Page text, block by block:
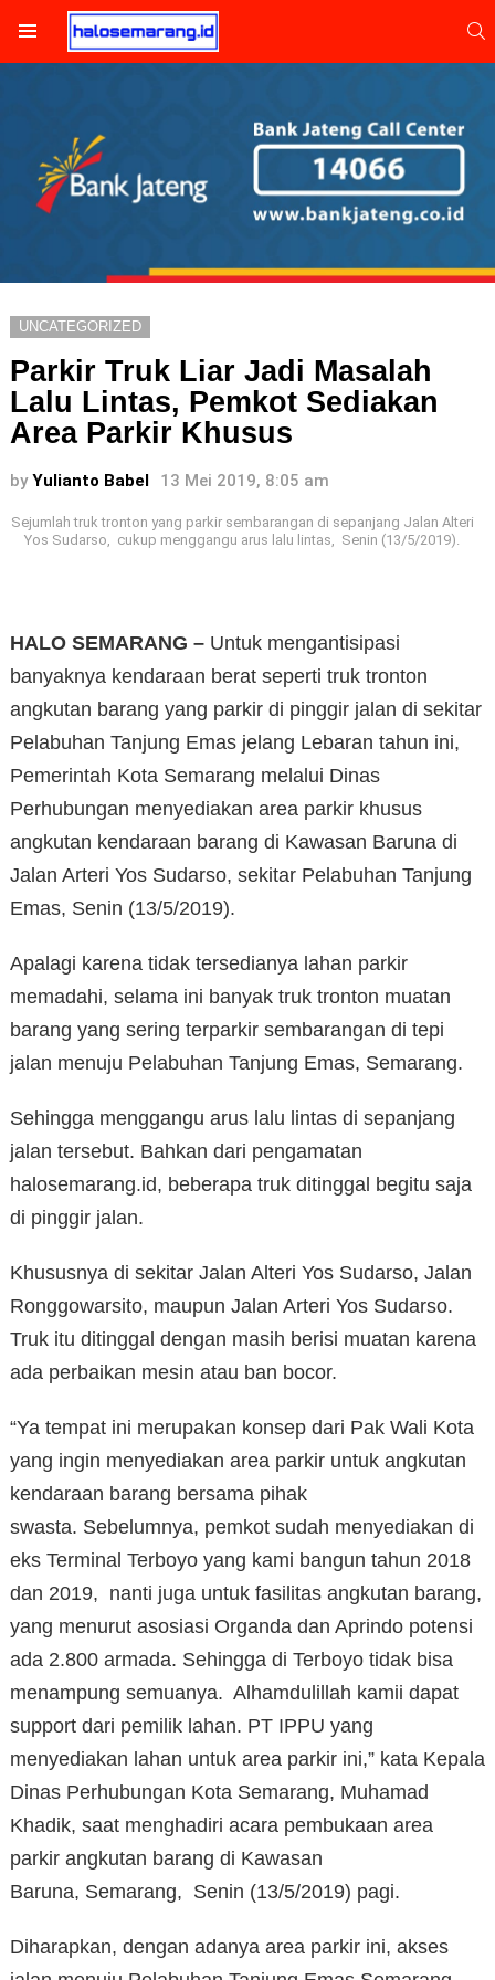
UNCATEGORIZED
Parkir Truk Liar Jadi Masalah
Lalu Lintas, Pemkot Sediakan
Area Parkir Khusus
by Yulianto Babel 13 Mei 2019, 8:05 am
Sejumlah truk tronton yang parkir sembarangan di sepanjang Jalan Alteri
Yos Sudarso, cukup menggangu arus lalu lintas, Senin (13/5/2019).
HALO SEMARANG – Untuk mengantisipasi
banyaknya kendaraan berat seperti truk tronton
angkutan barang yang parkir di pinggir jalan di sekitar
Pelabuhan Tanjung Emas jelang Lebaran tahun ini,
Pemerintah Kota Semarang melalui Dinas
Perhubungan menyediakan area parkir khusus
angkutan kendaraan barang di Kawasan Baruna di
Jalan Arteri Yos Sudarso, sekitar Pelabuhan Tanjung
Emas, Senin (13/5/2019).
Apalagi karena tidak tersedianya lahan parkir
memadahi, selama ini banyak truk tronton muatan
barang yang sering terparkir sembarangan di tepi
jalan menuju Pelabuhan Tanjung Emas, Semarang.
Sehingga menggangu arus lalu lintas di sepanjang
jalan tersebut. Bahkan dari pengamatan
halosemarang.id, beberapa truk ditinggal begitu saja
di pinggir jalan.
Khususnya di sekitar Jalan Alteri Yos Sudarso, Jalan
Ronggowarsito, maupun Jalan Arteri Yos Sudarso.
Truk itu ditinggal dengan masih berisi muatan karena
ada perbaikan mesin atau ban bocor.
“Ya tempat ini merupakan konsep dari Pak Wali Kota
yang ingin menyediakan area parkir untuk angkutan
kendaraan barang bersama pihak
swasta. Sebelumnya, pemkot sudah menyediakan di
eks Terminal Terboyo yang kami bangun tahun 2018
dan 2019, nanti juga untuk fasilitas angkutan barang,
yang menurut asosiasi Organda dan Aprindo potensi
ada 2.800 armada. Sehingga di Terboyo tidak bisa
menampung semuanya. Alhamdulillah kamii dapat
support dari pemilik lahan. PT IPPU yang
menyediakan lahan untuk area parkir ini,” kata Kepala
Dinas Perhubungan Kota Semarang, Muhamad
Khadik, saat menghadiri acara pembukaan area
parkir angkutan barang di Kawasan
Baruna, Semarang, Senin (13/5/2019) pagi.
Diharapkan, dengan adanya area parkir ini, akses